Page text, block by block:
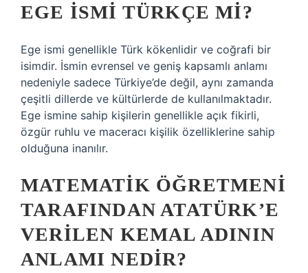
EGE ISMI TÜRKÇE MI?
Ege ismi genellikle Türk kökenlidir ve coğrafi bir
isimdir. İsmin evrensel ve geniş kapsamlı anlamı
nedeniyle sadece Türkiye’de değil, aynı zamanda
çeşitli dillerde ve kültürlerde de kullanılmaktadır.
Ege ismine sahip kişilerin genellikle açık fikirli,
özgür ruhlu ve maceracı kişilik özelliklerine sahip
olduğuna inanılır.
MATEMATIK ÖĞRETMENI
TARAFINDAN ATATÜRK’E
VERILEN KEMAL ADININ
ANLAMI NEDIR?